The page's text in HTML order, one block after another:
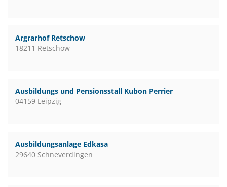
Argrarhof Retschow
18211 Retschow
Ausbildungs und Pensionsstall Kubon Perrier
04159 Leipzig
Ausbildungsanlage Edkasa
29640 Schneverdingen